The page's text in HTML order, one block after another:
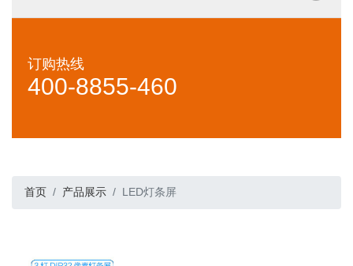
订购热线
400-8855-460
首页 产品展示 LED灯条屏